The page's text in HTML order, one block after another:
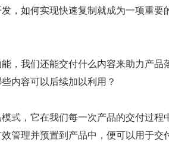
，如何实现快速复制就成为一项重要
，我们还能交付什么内容来助力产品
内容可以后续加以利用？
式，它在我们每一次产品的交付过程
管理并预置到产品中，便可以用于交